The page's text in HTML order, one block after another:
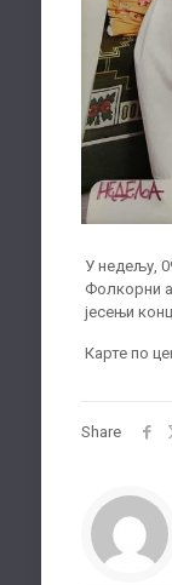
У недељу,
Фолкорни
јесењи
Карте по
Share